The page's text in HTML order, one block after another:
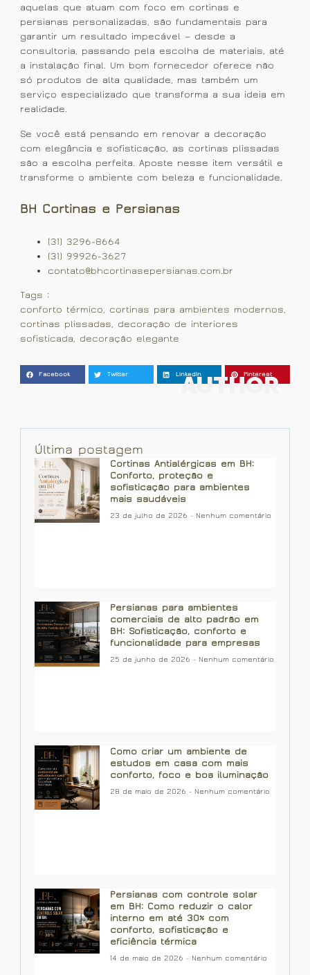
aquelas que atuam com foco em cortinas e
persianas personalizadas, são fundamentais para
garantir um resultado impecável — desde a
consultoria, passando pela escolha de materiais, até
a instalação final. Um bom fornecedor oferece não
só produtos de alta qualidade, mas também um
serviço especializado que transforma a sua ideia em
realidade.
Se você está pensando em renovar a decoração
com elegância e sofisticação, as cortinas plissadas
são a escolha perfeita. Aposte nesse item versátil e
transforme o ambiente com beleza e funcionalidade.
BH Cortinas e Persianas
(31) 3296-8664
(31) 99926-3627
contato@bhcortinasepersianas.com.br
Tags :
conforto térmico, cortinas para ambientes modernos,
cortinas plissadas, decoração de interiores
sofisticada, decoração elegante
Facebook Twitter LinkedIn Pinterest
AUTHOR
Última postagem
Cortinas Antialérgicas em BH:
Conforto, proteção e
sofisticação para ambientes
mais saudáveis
23 de julho de 2026 Nenhum comentário
Persianas para ambientes
comerciais de alto padrão em
BH: Sofisticação, conforto e
funcionalidade para empresas
25 de junho de 2026 Nenhum comentário
Como criar um ambiente de
estudos em casa com mais
conforto, foco e boa iluminação
28 de maio de 2026 Nenhum comentário
Persianas com controle solar
em BH: Como reduzir o calor
interno em até 30% com
conforto, sofisticação e
eficiência térmica
14 de maio de 2026 Nenhum comentário